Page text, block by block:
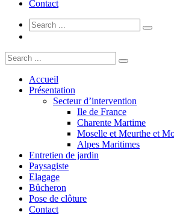
Contact
Accueil
Présentation
Secteur d’intervention
Ile de France
Charente Martime
Moselle et Meurthe et
Alpes Maritimes
Entretien de jardin
Paysagiste
Elagage
Bûcheron
Pose de clôture
Contact